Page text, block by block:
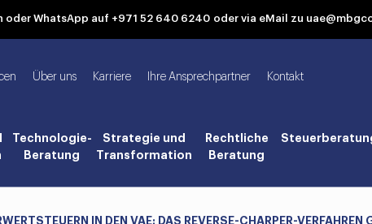
oder WhatsApp auf +971 52 640 6240 oder via eMail zu
Über uns Karriere Ihre Ansprechpartner Kontakt
Technologie-
Beratung
Strategie und
Transformation
Rechtliche
Beratung
IN DEN VAE: DAS REVERSE-CHARPER-